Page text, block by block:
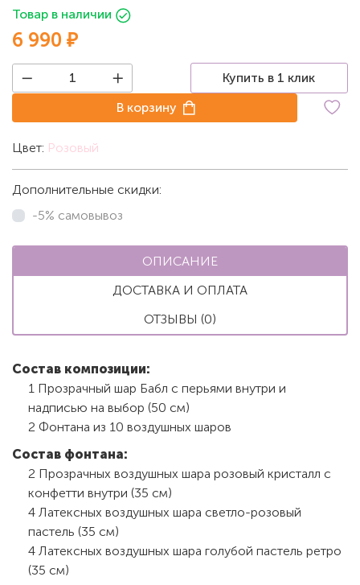
Товар в наличии
6 990 ₽
Купить в 1 клик
В корзину
Цвет: Розовый
Дополнительные скидки:
-5% самовывоз
ОПИСАНИЕ
ДОСТАВКА И ОПЛАТА
ОТЗЫВЫ (0)
Состав композиции:
1 Прозрачный шар Бабл с перьями внутри и
надписью на выбор (50 см)
2 Фонтана из 10 воздушных шаров
Состав фонтана:
2 Прозрачных воздушных шара розовый кристалл с
конфетти внутри (35 см)
4 Латексных воздушных шара светло-розовый
пастель (35 см)
4 Латексных воздушных шара голубой пастель ретро
(35 см)